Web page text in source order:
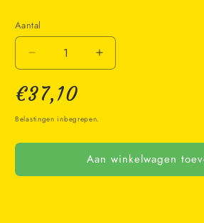
Aantal
Aantal
verlagen
voor
Fields
Of
Aantal
verhogen
Normale
prijs
€37,10
Belastingen inbegrepen.
Aan winkelwagen